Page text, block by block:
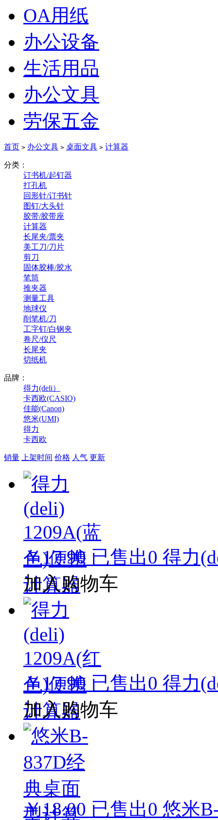
OA用纸
办公设备
生活用品
办公文具
劳保五金
首页 > 办公文具 > 桌面文具 > 计算器
分类：
订书机/起钉器
打孔机
回形针/订书针
图钉/大头针
胶带/胶带座
计算器
长尾夹/票夹
美工刀/刀片
剪刀
固体胶棒/胶水
笔筒
推夹器
测量工具
地球仪
削笔机/刀
工字钉/白钢夹
卷尺/仪尺
长尾夹
切纸机
品牌：
得力(deli）
卡西欧(CASIO)
佳能(Canon)
悠米(UMI)
得力
卡西欧
销量 上架时间 价格 人气 更新
￥17.90 已售出0 得力
加入购物车
￥17.90 已售出0 得力
加入购物车
￥18.00 已售出0 悠米